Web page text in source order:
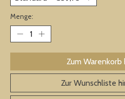
Menge:
Zum Warenkorb
Zur Wunschliste